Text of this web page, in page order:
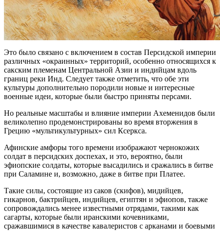
Это было связано с включением в состав Персидской империи
различных «окраинных» территорий, особенно относящихся к
сакским племенам Центральной Азии и индийцам вдоль
границ реки Инд. Следует также отметить, что обе эти
культуры дополнительно породили новые и интересные
военные идеи, которые были быстро приняты персами.
Но реальные масштабы и влияние империи Ахеменидов были
великолепно продемонстрированы во время вторжения в
Грецию «мультикультурных» сил Ксеркса.
Афинские амфоры того времени изображают чернокожих
солдат в персидских доспехах, и это, вероятно, были
эфиопские солдаты, которые высадились и сражались в битве
при Саламине и, возможно, даже в битве при Платее.
Такие силы, состоящие из саков (скифов), мидийцев,
гикарнов, бактрийцев, индийцев, египтян и эфиопов, также
сопровождались менее известными отрядами, такими как
сагарты, которые были иранскими кочевниками,
сражавшимися в качестве кавалеристов с арканами и боевыми